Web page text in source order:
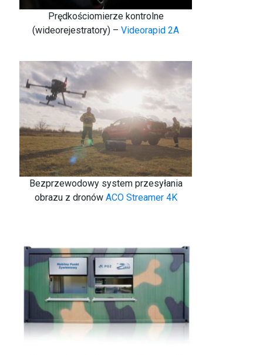
Prędkościomierze kontrolne
(wideorejestratory) – Videorapid 2A
Bezprzewodowy system przesyłania
obrazu z dronów ACO Streamer 4K